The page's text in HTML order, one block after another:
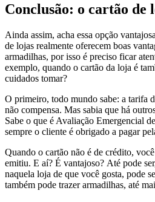
Conclusão: o cartão de
Ainda assim, acha essa opção
de lojas realmente oferecem boas
armadilhas, por isso é preciso ficar
exemplo, quando o cartão da loja é
cuidados tomar?
O primeiro, todo mundo sabe: a tarifa
não compensa. Mas sabia que há
Sabe o que é Avaliação Emergencial
sempre o cliente é obrigado a pagar
Quando o cartão não é de crédito,
emitiu. E aí? É vantajoso? Até pode
naquela loja de que você gosta, pode
também pode trazer armadilhas, até